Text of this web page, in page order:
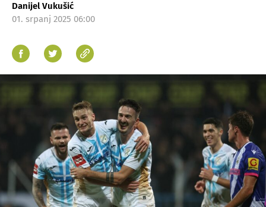
Danijel Vukušić
01. srpanj 2025 06:00